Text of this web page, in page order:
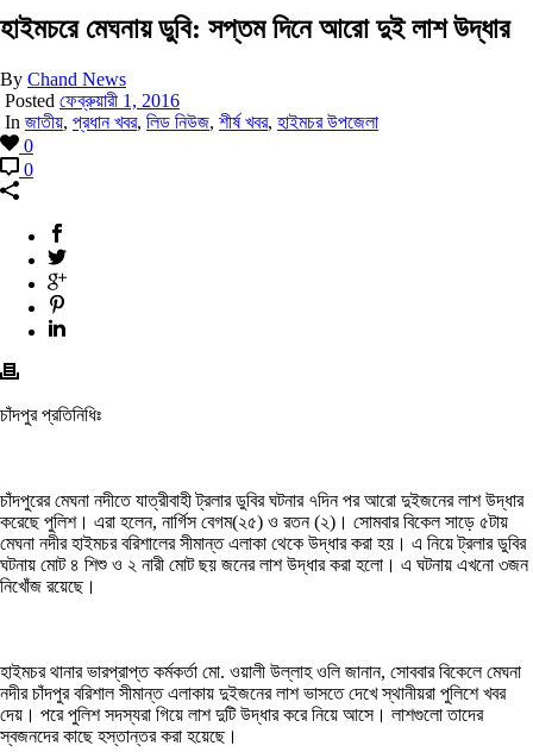
হাইমচরে মেঘনায় ডুবি: সপ্তম দিনে আরো দুই লাশ উদ্ধার
By Chand News
Posted ফেব্রুয়ারী 1, 2016
In জাতীয়, প্রধান খবর, লিড নিউজ, শীর্ষ খবর, হাইমচর উপজেলা
0
0
চাঁদপুর প্রতিনিধিঃ
চাঁদপুরের মেঘনা নদীতে যাত্রীবাহী ট্রলার ডুবির ঘটনার ৭দিন পর আরো দুইজনের লাশ উদ্ধার
করেছে পুলিশ। এরা হলেন, নার্গিস বেগম(২৫) ও রতন (২)। সোমবার বিকেল সাড়ে ৫টায়
মেঘনা নদীর হাইমচর বরিশালের সীমান্ত এলাকা থেকে উদ্ধার করা হয়। এ নিয়ে ট্রলার ডুবির
ঘটনায় মোট ৪ শিশু ও ২ নারী মোট ছয় জনের লাশ উদ্ধার করা হলো। এ ঘটনায় এখনো ৩জন
নিখোঁজ রয়েছে।
হাইমচর থানার ভারপ্রাপ্ত কর্মকর্তা মো. ওয়ালী উল্লাহ ওলি জানান, সোববার বিকেলে মেঘনা
নদীর চাঁদপুর বরিশাল সীমান্ত এলাকায় দুইজনের লাশ ভাসতে দেখে স্থানীয়রা পুলিশে খবর
দেয়। পরে পুলিশ সদস্যরা গিয়ে লাশ দুটি উদ্ধার করে নিয়ে আসে। লাশগুলো তাদের
স্বজনদের কাছে হস্তান্তর করা হয়েছে।